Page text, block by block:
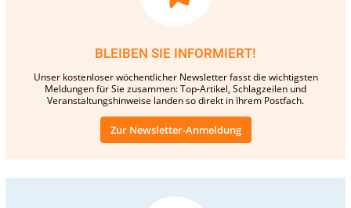
BLEIBEN SIE INFORMIERT!
Unser kostenloser wöchentlicher Newsletter fasst die wichtigsten
Meldungen für Sie zusammen: Top-Artikel, Schlagzeilen und
Veranstaltungshinweise landen so direkt in Ihrem Postfach.
Zur Newsletter-Anmeldung